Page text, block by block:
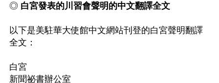
◎ 白宮發表的川習會聲明的中文翻譯全文
以下是美駐華大使館中文網站刊登的白宮聲明翻譯
全文：
白宮
新聞祕書辦公室